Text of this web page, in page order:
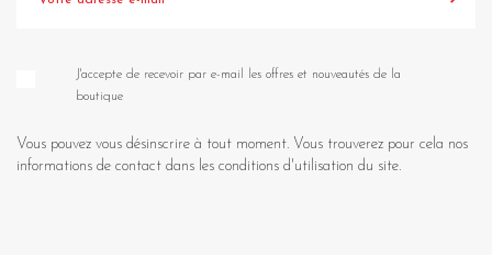
J'accepte de recevoir par e-mail les offres et nouveautés de la
boutique
Vous pouvez vous désinscrire à tout moment. Vous trouverez pour cela nos
informations de contact dans les conditions d'utilisation du site.